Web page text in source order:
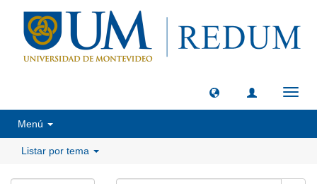
Menú
Listar por tema